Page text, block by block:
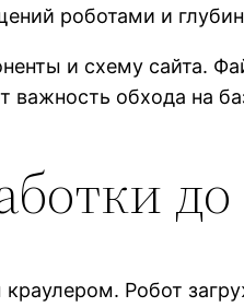
роботами и
и схему сайта.
обхода на
до
Робот